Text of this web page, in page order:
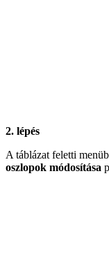
2. lépés
A táblázat feletti
oszlopok módosítása